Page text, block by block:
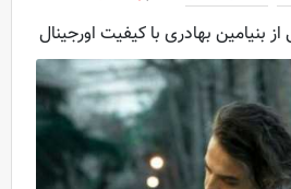
بنیامین بهادری با کیفیت اورجینال